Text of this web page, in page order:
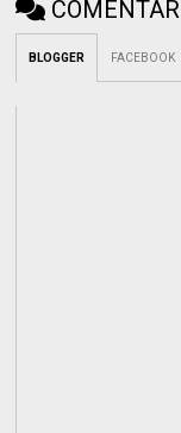
BLOGGER FACEBOOK